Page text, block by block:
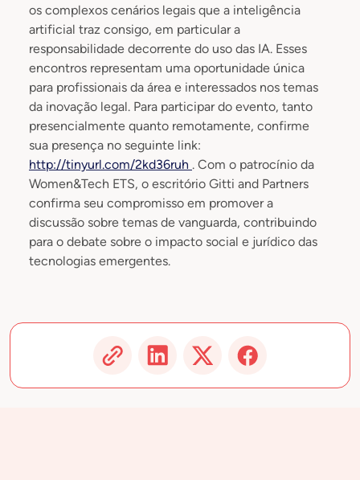
os complexos cenários legais que a inteligência
artificial traz consigo, em particular a
responsabilidade decorrente do uso das IA. Esses
encontros representam uma oportunidade única
para profissionais da área e interessados nos temas
da inovação legal. Para participar do evento, tanto
presencialmente quanto remotamente, confirme
sua presença no seguinte link:
http://tinyurl.com/2kd36ruh . Com o patrocínio da
Women&Tech ETS, o escritório Gitti and Partners
confirma seu compromisso em promover a
discussão sobre temas de vanguarda, contribuindo
para o debate sobre o impacto social e jurídico das
tecnologias emergentes.